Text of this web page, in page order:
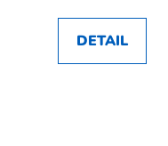
DETAIL